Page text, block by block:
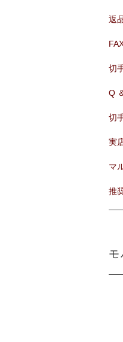
返
切
Q
切
実
マ
推